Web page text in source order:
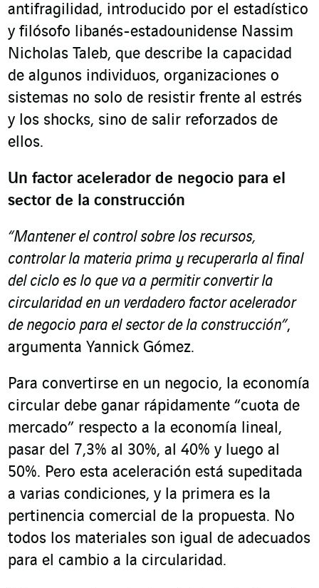
antifragilidad, introducido por el estadístico
y filósofo libanés-estadounidense Nassim
Nicholas Taleb, que describe la capacidad
de algunos individuos, organizaciones o
sistemas no solo de resistir frente al estrés
y los shocks, sino de salir reforzados de
ellos.
Un factor acelerador de negocio para el
sector de la construcción
“Mantener el control sobre los recursos,
controlar la materia prima y recuperarla al final
del ciclo es lo que va a permitir convertir la
circularidad en un verdadero factor acelerador
de negocio para el sector de la construcción”,
argumenta Yannick Gómez.
Para convertirse en un negocio, la economía
circular debe ganar rápidamente “cuota de
mercado” respecto a la economía lineal,
pasar del 7,3% al 30%, al 40% y luego al
50%. Pero esta aceleración está supeditada
a varias condiciones, y la primera es la
pertinencia comercial de la propuesta. No
todos los materiales son igual de adecuados
para el cambio a la circularidad.